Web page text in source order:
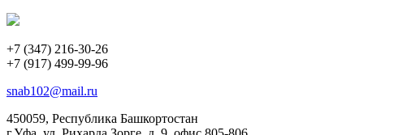
+7 (347) 216-30-26
+7 (917) 499-99-96
snab102@mail.ru
450059, Республика Башкортостан